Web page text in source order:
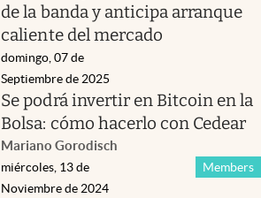
de la banda y anticipa arranque
caliente del mercado
domingo, 07 de
Septiembre de 2025
Se podrá invertir en Bitcoin en la
Bolsa: cómo hacerlo con Cedear
Mariano Gorodisch
Members
miércoles, 13 de
Noviembre de 2024